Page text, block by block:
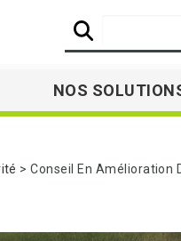
NOS
Conseil En Amélioration